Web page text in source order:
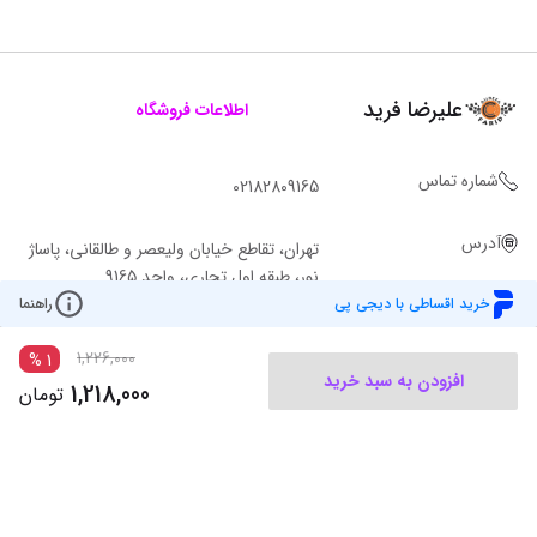
خرید اقساطی با دیجی پی راهنما
افزودن به سبد خرید
1,226,000
1
%
1,218,000 تومان
علیرضا فرید اطلاعات فروشگاه
شماره تماس 02182809165
آدرس
تهران، تقاطع خیابان ولیعصر و طالقانی، پاساژ
نور، طبقه اول تجاری، واحد 9165